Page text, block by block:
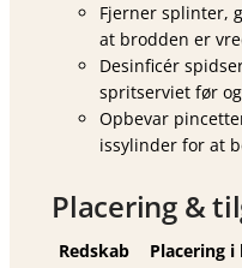
Fjerner splinter,
at brodden er
Desinficér
spritserviet før
Opbevar
issylinder for at
Placering &
Redskab Placering i